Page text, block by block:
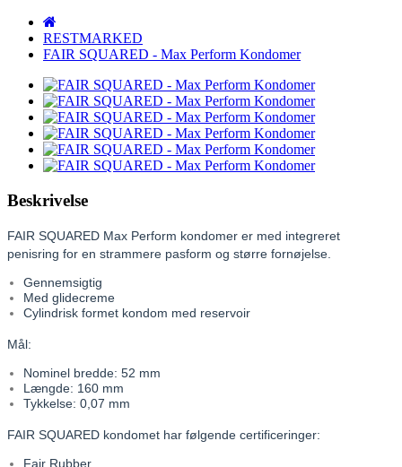
RESTMARKED
FAIR SQUARED - Max Perform Kondomer
Beskrivelse
FAIR SQUARED Max Perform kondomer er med integreret
penisring for en strammere pasform og større fornøjelse.
Gennemsigtig
Med glidecreme
Cylindrisk formet kondom med reservoir
Mål:
Nominel bredde: 52 mm
Længde: 160 mm
Tykkelse: 0,07 mm
FAIR SQUARED kondomet har følgende certificeringer:
Fair Rubber